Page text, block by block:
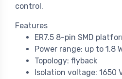
control.
Features
ER7.5 8-pin SMD
Power range: up to 1.8
Topology: flyback
Isolation voltage: 1650